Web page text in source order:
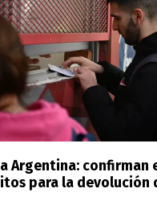
Argentina: confirman
para la devolución